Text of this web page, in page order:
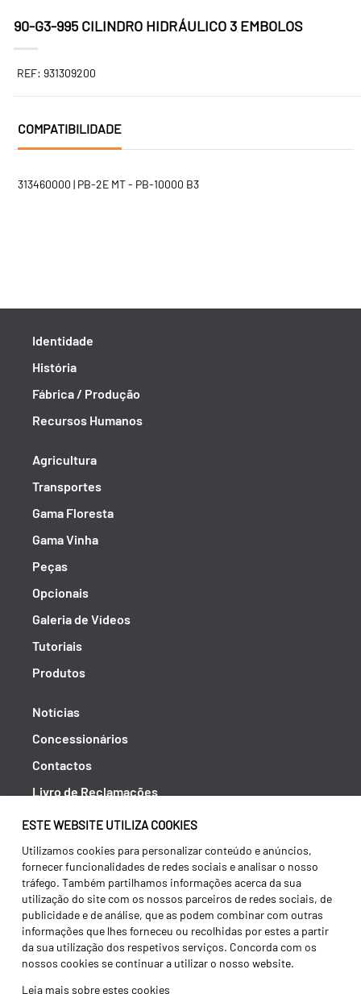
ESTE WEBSITE UTILIZA COOKIES
Utilizamos cookies para personalizar conteúdo e anúncios,
fornecer funcionalidades de redes sociais e analisar o nosso
tráfego. Também partilhamos informações acerca da sua
utilização do site com os nossos parceiros de redes sociais, de
publicidade e de análise, que as podem combinar com outras
informações que lhes forneceu ou recolhidas por estes a partir
da sua utilização dos respetivos serviços. Concorda com os
nossos cookies se continuar a utilizar o nosso website.
Leia mais sobre estes cookies
90-G3-995 CILINDRO HIDRÁULICO 3 EMBOLOS
REF: 931309200
COMPATIBILIDADE
313460000 | PB-2E MT - PB-10000 B3
Identidade
História
Fábrica / Produção
Recursos Humanos
Agricultura
Transportes
Gama Floresta
Gama Vinha
Peças
Opcionais
Galeria de Vídeos
Tutoriais
Produtos
Notícias
Concessionários
Contactos
Livro de Reclamações
Política de Privacidade
Canal de Denúncias (RGPC)
Termos e condições